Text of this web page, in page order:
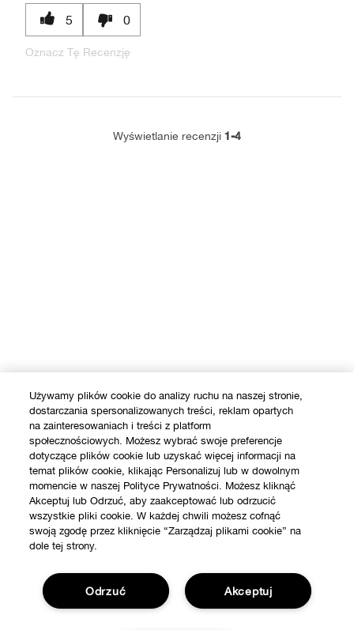
5 0
Oznacz Tę Recenzję
Wyświetlanie recenzji 1-4
SKLEP
Używamy plików cookie do analizy ruchu na naszej stronie,
dostarczania spersonalizowanych treści, reklam opartych
na zainteresowaniach i treści z platform
społecznościowych. Możesz wybrać swoje preferencje
dotyczące plików cookie lub uzyskać więcej informacji na
temat plików cookie, klikając Personalizuj lub w dowolnym
momencie w naszej Polityce Prywatności. Możesz kliknąć
Akceptuj lub Odrzuć, aby zaakceptować lub odrzucić
wszystkie pliki cookie. W każdej chwili możesz cofnąć
swoją zgodę przez kliknięcie “Zarządzaj plikami cookie” na
dole tej strony.
Akceptuj
Odrzuć